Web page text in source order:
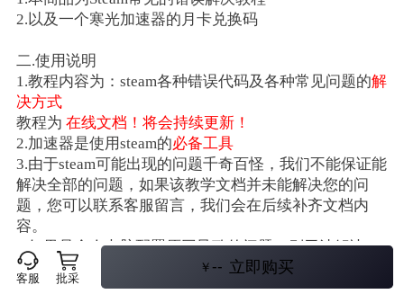
2.以及一个寒光加速器的月卡兑换码
二.使用说明
1.教程内容为：steam各种错误代码及各种常见问题的解
决方式
教程为 在线文档！将会持续更新！
2.加速器是使用steam的必备工具
3.由于steam可能出现的问题千奇百怪，我们不能保证能
解决全部的问题，如果该教学文档并未能解决您的问
题，您可以联系客服留言，我们会在后续补齐文档内
容。
4.如果是个人电脑配置原因导致的问题，则无法解决，
例如：使用低配置的电脑强行游玩需求高配置的游戏，
从而导致的报错，就无法解决。
客服 批采
￥ -- 立即购买